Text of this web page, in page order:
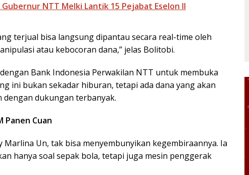
NTT Melki Lantik 15 Pejabat Eselon II
terjual bisa langsung dipantau secara real-time oleh
atau kebocoran dana,” jelas Bolitobi.
Bank Indonesia Perwakilan NTT untuk membuka
ini bukan sekadar hiburan, tetapi ada dana yang akan
dukungan terbanyak.
Panen Cuan
Marlina Un, tak bisa menyembunyikan kegembiraannya. Ia
hanya soal sepak bola, tetapi juga mesin penggerak